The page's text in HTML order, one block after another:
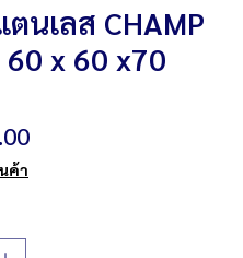
นเลส CHAMP
x 60 x70
ราคา
ค้า